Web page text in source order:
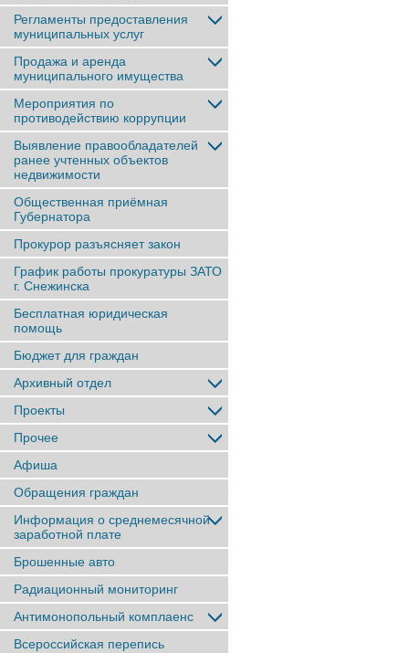
Регламенты предоставления
муниципальных услуг
Продажа и аренда
муниципального имущества
Мероприятия по
противодействию коррупции
Выявление правообладателей
ранее учтенныx объектов
недвижимости
Общественная приёмная
Губернатора
Прокурор разъясняет закон
График работы прокуратуры ЗАТО
г. Снежинска
Бесплатная юридическая
помощь
Бюджет для граждан
Архивный отдел
Проекты
Прочее
Афиша
Обращения граждан
Информация о среднемесячной
заработной плате
Брошенные авто
Радиационный мониторинг
Антимонопольный комплаенс
Всероссийская перепись